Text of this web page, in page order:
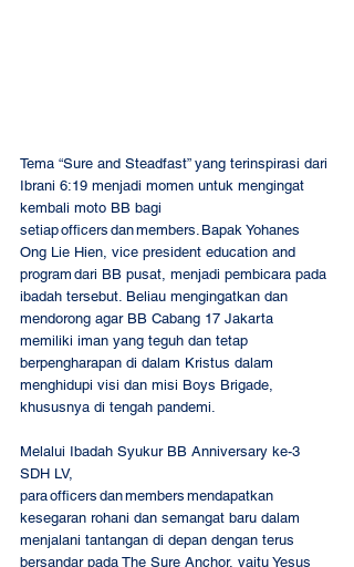
Tema “Sure and Steadfast” yang terinspirasi dari
Ibrani 6:19 menjadi momen untuk mengingat
kembali moto BB bagi
setiap officers dan members. Bapak Yohanes
Ong Lie Hien, vice president education and
program dari BB pusat, menjadi pembicara pada
ibadah tersebut. Beliau mengingatkan dan
mendorong agar BB Cabang 17 Jakarta
memiliki iman yang teguh dan tetap
berpengharapan di dalam Kristus dalam
menghidupi visi dan misi Boys Brigade,
khususnya di tengah pandemi.
Melalui Ibadah Syukur BB Anniversary ke-3
SDH LV,
para officers dan members mendapatkan
kesegaran rohani dan semangat baru dalam
menjalani tantangan di depan dengan terus
bersandar pada The Sure Anchor, yaitu Yesus